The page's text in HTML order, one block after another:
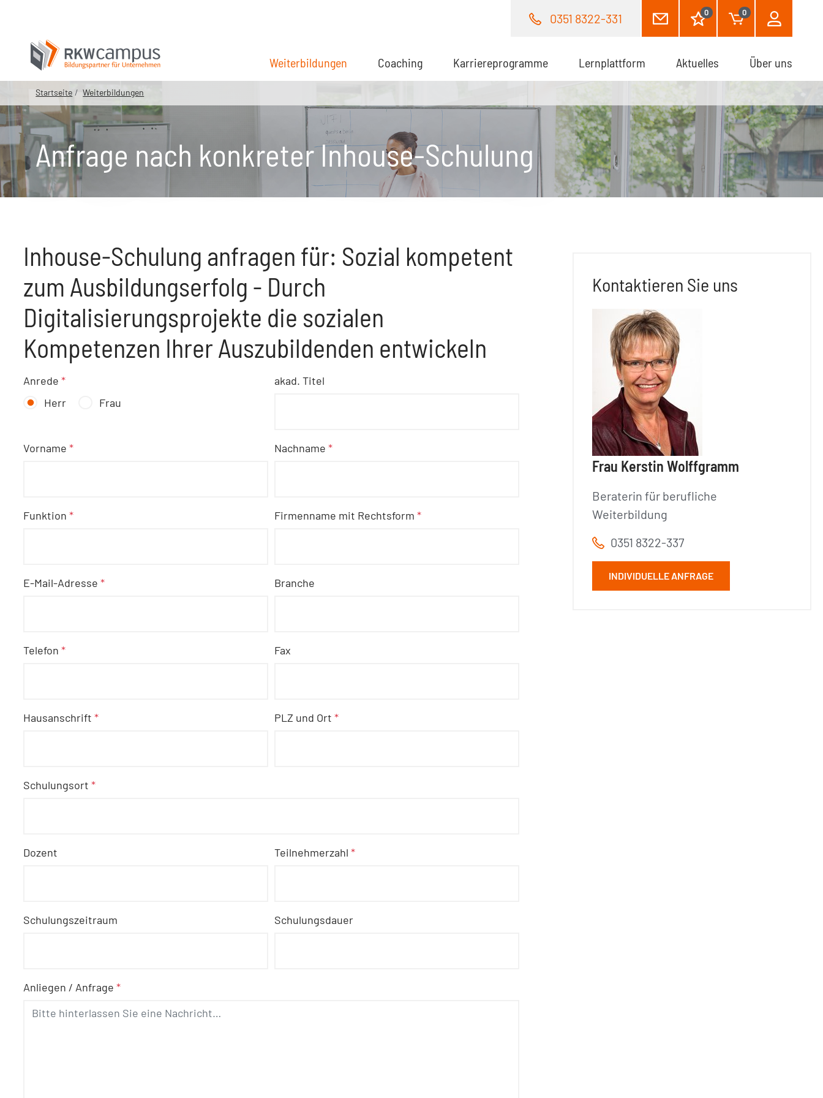
0351 8322-331 0 0
Weiterbildungen (aktuell)Coaching Karriereprogramme Lernplattform Aktuelles Über uns
Startseite Weiterbildungen
Anfrage nach konkreter Inhouse-Schulung
Inhouse-Schulung anfragen für: Sozial kompetent
zum Ausbildungserfolg - Durch
Digitalisierungsprojekte die sozialen
Kompetenzen Ihrer Auszubildenden entwickeln
Anrede*
Herr
Frau
akad. Titel
Vorname* Nachname *
Funktion* Firmenname mit Rechtsform *
E-Mail-Adresse* Branche
Telefon* Fax
Hausanschrift* PLZ und Ort *
Schulungsort*
Dozent Teilnehmerzahl *
Schulungszeitraum Schulungsdauer
Anliegen / Anfrage*
Kontaktieren Sie uns
Frau Kerstin Wolffgramm
Beraterin für berufliche
Weiterbildung
0351 8322-337
INDIVIDUELLE ANFRAGE